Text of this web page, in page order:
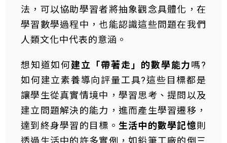
法，可以協助學習者將抽象觀念具體化，在
學習數學過程中，也能認識這些問題在我們
人類文化中代表的意涵。
想知道如何建立「帶著走」的數學能力嗎?
如何建立素養導向評量工具?這些目標都是
讓學生從真實情境中，學習思考、提問以及
建立問題解決的能力，進而產生學習遷移，
達到終身學習的目標。 生活中的數學記憶則
透過生活中的許多實例，如鉛筆工廠的倒三